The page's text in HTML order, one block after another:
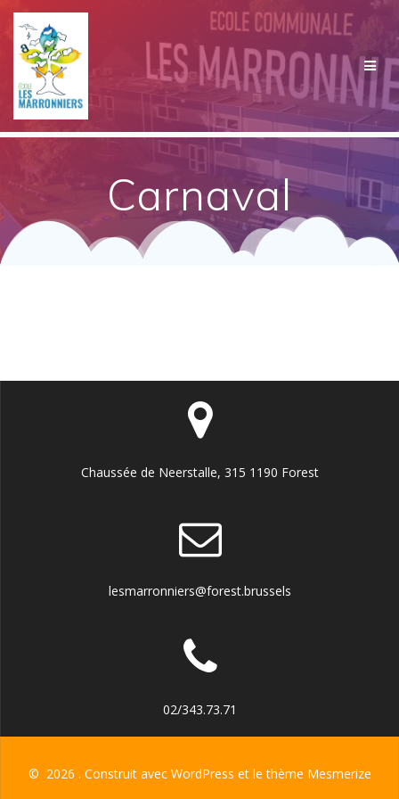
Passer
au
contenu
Carnaval
Chaussée de Neerstalle, 315 1190 Forest
lesmarronniers@forest.brussels
02/343.73.71
© 2026 . Construit avec WordPress et lethème Mesmerize